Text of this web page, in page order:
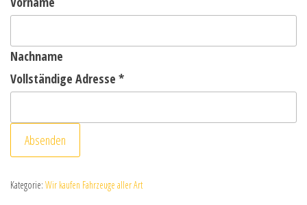
Nachname
Vollständige Adresse *
Absenden
Kategorie: Wir kaufen Fahrzeuge aller Art